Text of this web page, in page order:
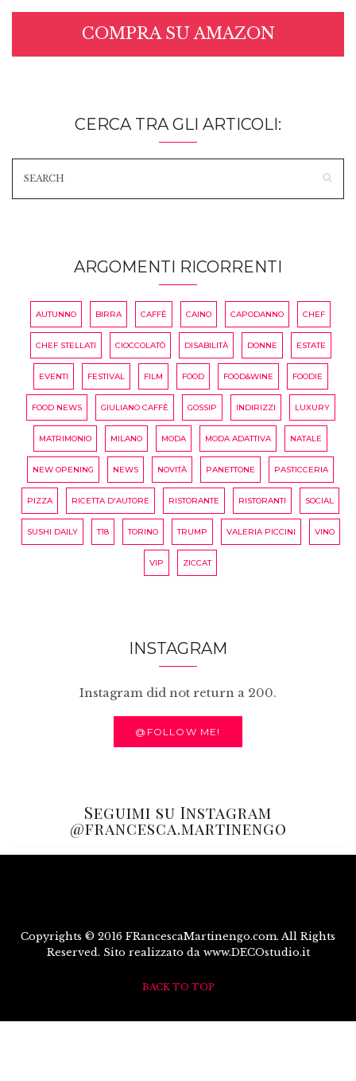
COMPRA SU AMAZON
CERCA TRA GLI ARTICOLI:
ARGOMENTI RICORRENTI
AUTUNNO BIRRA CAFFÈ CAINO CAPODANNO CHEF
CHEF STELLATI CIOCCOLATÒ DISABILITÀ DONNE ESTATE
EVENTI FESTIVAL FILM FOOD FOOD&WINE FOODIE
FOOD NEWS GIULIANO CAFFÈ GOSSIP INDIRIZZI LUXURY
MATRIMONIO MILANO MODA MODA ADATTIVA NATALE
NEW OPENING NEWS NOVITÀ PANETTONE PASTICCERIA
PIZZA RICETTA D'AUTORE RISTORANTE RISTORANTI SOCIAL
SUSHI DAILY T18 TORINO TRUMP VALERIA PICCINI VINO
VIP ZICCAT
INSTAGRAM
Instagram did not return a 200.
@FOLLOW ME!
Seguimi su Instagram
@francesca.martinengo
Copyrights © 2016 FRancescaMartinengo.com. All Rights
Reserved. Sito realizzato da www.DECOstudio.it
BACK TO TOP